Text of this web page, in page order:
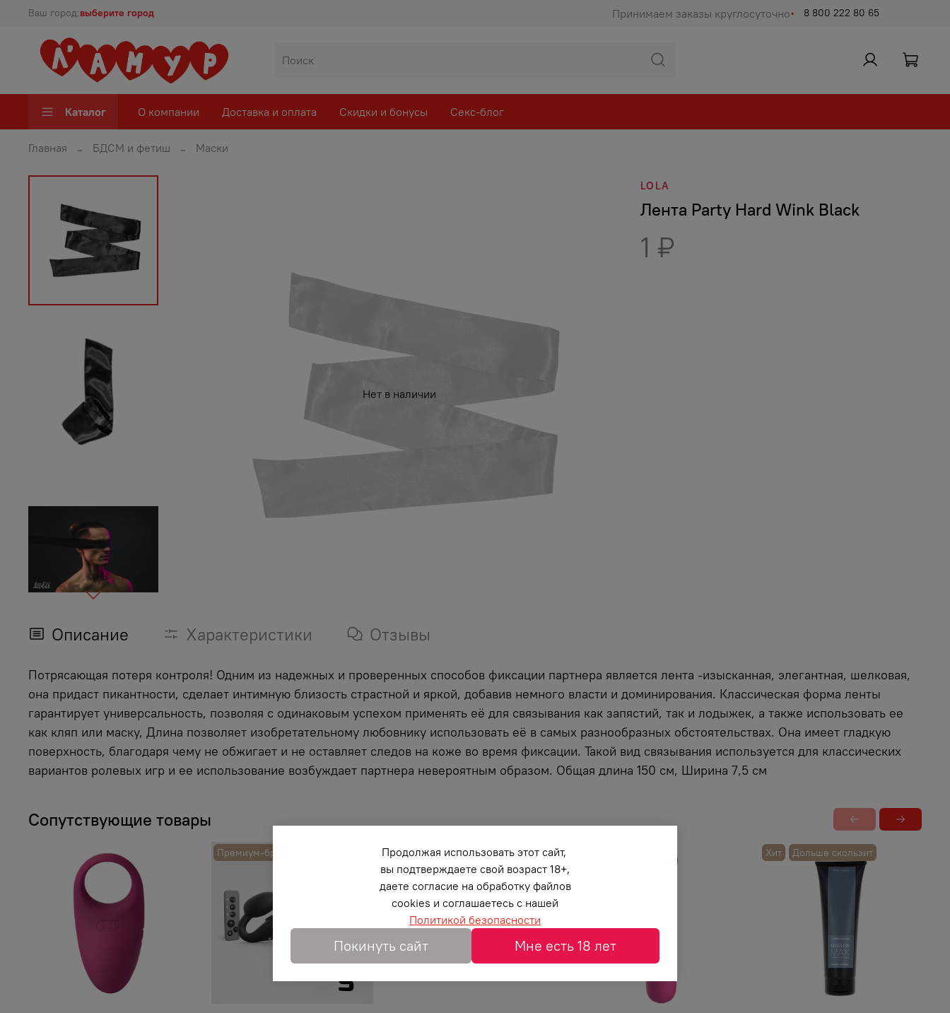
Ваш город:выберите город Принимаем заказы круглосуточно 8 800 222 80 65
Каталог О компании Доставка и оплата Скидки и бонусы Секс-блог
Главная БДСМ и фетиш Маски
Нет в наличии
LOLA
Лента Party Hard Wink Black
1 ₽
Описание Характеристики Отзывы
Потрясающая потеря контроля! Одним из надежных и проверенных способов фиксации партнера является лента -изысканная, элегантная, шелковая,
она придаст пикантности, сделает интимную близость страстной и яркой, добавив немного власти и доминирования. Классическая форма ленты
гарантирует универсальность, позволяя с одинаковым успехом применять её для связывания как запястий, так и лодыжек, а также использовать ее
как кляп или маску, Длина позволяет изобретательному любовнику использовать её в самых разнообразных обстоятельствах. Она имеет гладкую
поверхность, благодаря чему не обжигает и не оставляет следов на коже во время фиксации. Такой вид связывания используется для классических
вариантов ролевых игр и ее использование возбуждает партнера невероятным образом. Общая длина 150 см, Ширина 7,5 см
Сопутствующие товары
Премиум-бренд Хит Дольше скользит
Продолжая использовать этот сайт,
вы подтверждаете свой возраст 18+,
даете согласие на обработку файлов
cookies и соглашаетесь с нашей
Политикой безопасности
Покинуть сайт Мне есть 18 лет